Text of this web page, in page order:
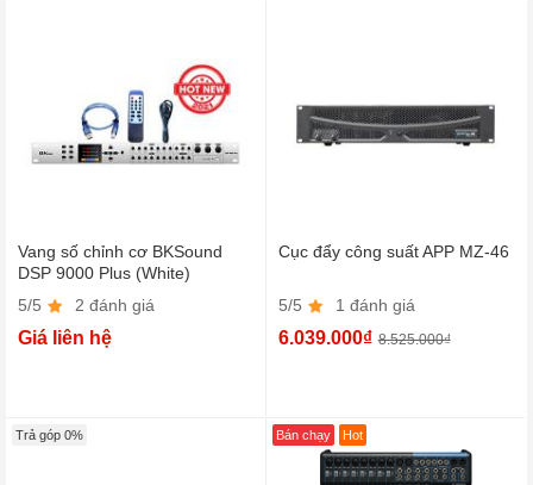
Vang số chỉnh cơ BKSound
DSP 9000 Plus (White)
5/5
2 đánh giá
Giá liên hệ
Cục đẩy công suất APP MZ-46
5/5 1 đánh giá
6.039.000₫ 8.525.000₫
Trả góp 0% Bán chạy Hot